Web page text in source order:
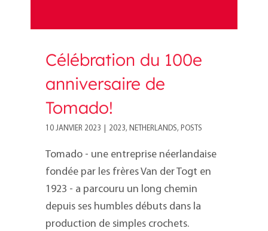
Célébration du 100e
anniversaire de
Tomado!
10 JANVIER 2023 2023, NETHERLANDS, POSTS
Tomado - une entreprise néerlandaise
fondée par les frères Van der Togt en
1923 - a parcouru un long chemin
depuis ses humbles débuts dans la
production de simples crochets.